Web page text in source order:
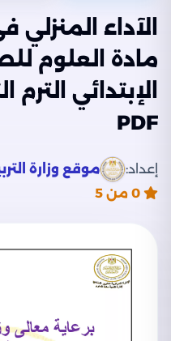
الآداء المنزلي
مادة العلوم
PDF
إعداد: موقع وزارة
0 من 5